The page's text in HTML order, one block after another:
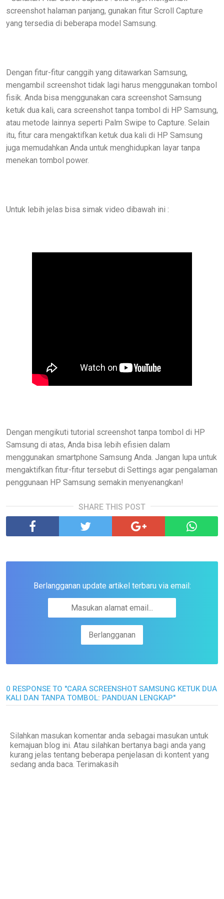
screenshot halaman panjang, gunakan fitur Scroll Capture
yang tersedia di beberapa model Samsung.
Dengan fitur-fitur canggih yang ditawarkan Samsung,
mengambil screenshot tidak lagi harus menggunakan tombol
fisik. Anda bisa menggunakan cara screenshot Samsung
ketuk dua kali, cara screenshot tanpa tombol di HP Samsung,
atau metode lainnya seperti Palm Swipe to Capture. Selain
itu, fitur cara mengaktifkan ketuk dua kali di HP Samsung
juga memudahkan Anda untuk menghidupkan layar tanpa
menekan tombol power.
Untuk lebih jelas bisa simak video dibawah ini :
Dengan mengikuti tutorial screenshot tanpa tombol di HP
Samsung di atas, Anda bisa lebih efisien dalam
menggunakan smartphone Samsung Anda. Jangan lupa untuk
mengaktifkan fitur-fitur tersebut di Settings agar pengalaman
penggunaan HP Samsung semakin menyenangkan!
SHARE THIS POST
Berlangganan update artikel terbaru via email:
0 RESPONSE TO "CARA SCREENSHOT SAMSUNG KETUK DUA
KALI DAN TANPA TOMBOL: PANDUAN LENGKAP"
Silahkan masukan komentar anda sebagai masukan untuk
kemajuan blog ini. Atau silahkan bertanya bagi anda yang
kurang jelas tentang beberapa penjelasan di kontent yang
sedang anda baca. Terimakasih